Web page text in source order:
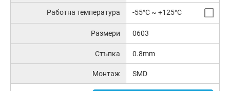
Работна температура -55°C ~ +125°C
Размери 0603
Стъпка 0.8mm
Монтаж SMD